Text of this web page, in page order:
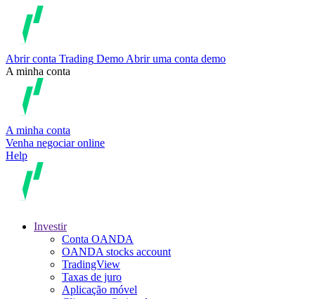
Abrir conta Trading Demo Abrir uma conta demo
A minha conta
A minha conta
Venha negociar online
Help
Investir
Conta OANDA
OANDA stocks account
TradingView
Taxas de juro
Aplicação móvel